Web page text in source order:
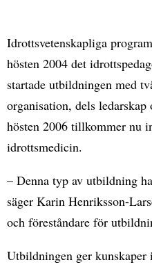
Idrottsvetenskapliga
hösten 2004 det
startade utbildningen med
organisation, dels
hösten 2006 tillkommer nu
idrottsmedicin.
– Denna typ av utbildning
säger Karin Henriksson-
och föreståndare för
Utbildningen ger